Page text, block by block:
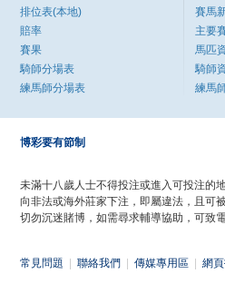
排位表(本地)
賠率
賽果
騎師分場表
練馬師分場表
賽馬
主要
馬匹
騎師
練馬
博彩要有節制
未滿十八歲人士不得投注或進入可投注的地
向非法或海外莊家下注，即屬違法，且可被
切勿沉迷賭博，如需尋求輔導協助，可致
常見問題 聯絡我們 傳媒專用區 網